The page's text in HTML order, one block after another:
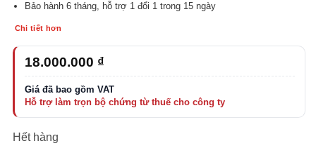
Bảo hành 6 tháng, hỗ trợ 1 đổi 1 trong 15 ngày
Chi tiết hơn
18.000.000 ₫
Hết hàng